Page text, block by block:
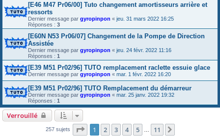
[E46 M47 Pr06/00] Tuto changement amortisseurs arrière et
ressorts
Dernier message par gyropinpon « jeu. 31 mars 2022 16:25
Réponses : 3
[E60N N53 Pr06/07] Changement de la Pompe de Direction
Assistée
Dernier message par gyropinpon « jeu. 24 févr. 2022 11:16
Réponses : 1
[E39 M51 Pr02/96] TUTO remplacement raclette essuie glace
Dernier message par gyropinpon « mar. 1 févr. 2022 16:20
[E39 M51 Pr02/96] TUTO Remplacement du démarreur
Dernier message par gyropinpon « mar. 25 janv. 2022 19:32
Réponses : 1
Verrouillé
257 sujets Page 1sur11
1 2 3 4 5 11